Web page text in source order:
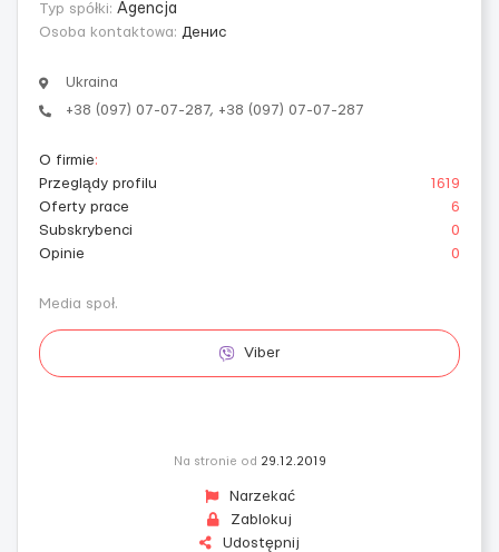
Typ spółki: Agencja
Osoba kontaktowa: Денис
Ukraina
+38 (097) 07-07-287, +38 (097) 07-07-287
O firmie:
Przeglądy profilu
1619
Oferty prace
6
Subskrybenci
0
Opinie
0
Media społ.
Viber
Na stronie od 29.12.2019
Narzekać
Zablokuj
Udostępnij